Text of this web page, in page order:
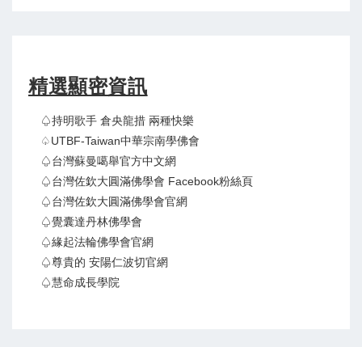
精選顯密資訊
♤持明歌手 倉央龍措 兩種快樂
♤UTBF-Taiwan中華宗南學佛會
♤台灣蘇曼噶舉官方中文網
♤台灣佐欽大圓滿佛學會 Facebook粉絲頁
♤台灣佐欽大圓滿佛學會官網
♤覺囊達丹林佛學會
♤緣起法輪佛學會官網
♤尊貴的 安陽仁波切官網
♤慧命成長學院